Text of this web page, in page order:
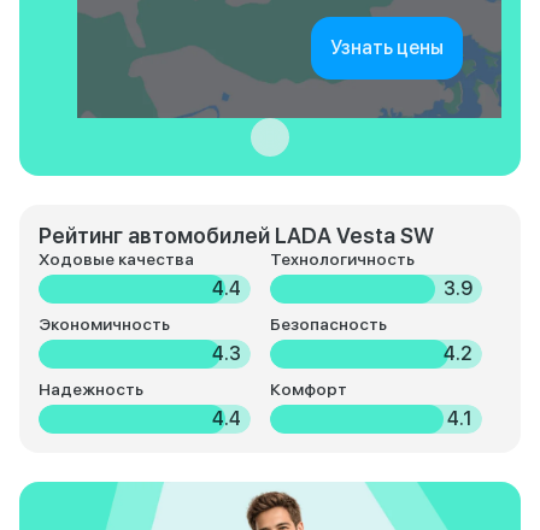
Узнать цены
Рейтинг автомобилей LADA Vesta SW
Ходовые качества
4.4
Технологичность
3.9
Экономичность
4.3
Безопасность
4.2
Надежность
4.4
Комфорт
4.1